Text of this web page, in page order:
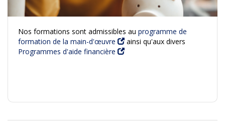
Nos formations sont admissibles au programme de
formation de la main-d'œuvre
ainsi qu'aux divers
Programmes d'aide financière